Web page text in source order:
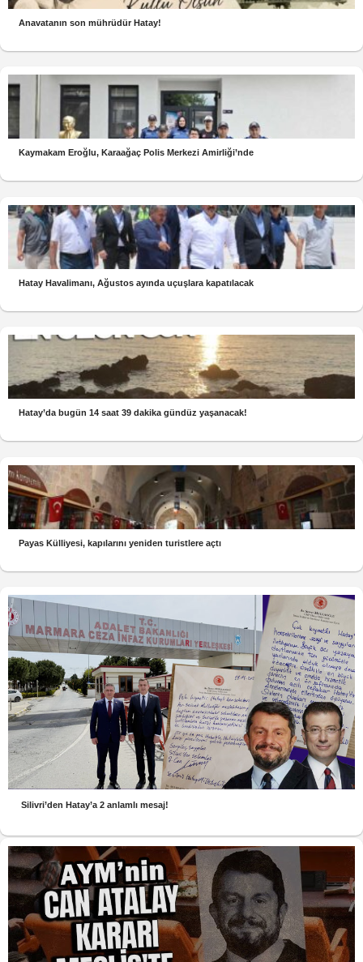
Anavatanın son mührüdür Hatay!
Kaymakam Eroğlu, Karaağaç Polis Merkezi Amirliği’nde
Hatay Havalimanı, Ağustos ayında uçuşlara kapatılacak
Hatay’da bugün 14 saat 39 dakika gündüz yaşanacak!
Payas Külliyesi, kapılarını yeniden turistlere açtı
Silivri’den Hatay’a 2 anlamlı mesaj!